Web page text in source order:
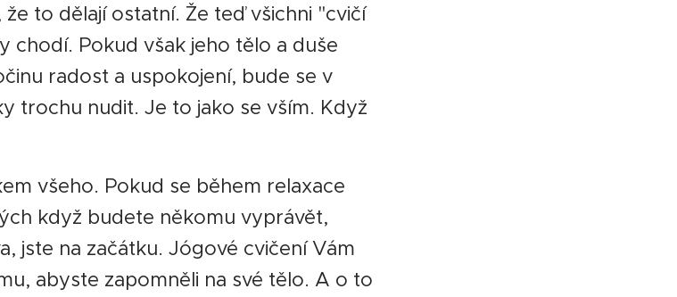
to dělají ostatní. Že teď všichni "cvičí
chodí. Pokud však jeho tělo a duše
radost a uspokojení, bude se v
trochu nudit. Je to jako se vším. Když
všeho. Pokud se během relaxace
když budete někomu vyprávět,
jste na začátku. Jógové cvičení Vám
abyste zapomněli na své tělo. A o to